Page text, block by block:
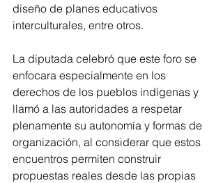
diseño de planes educativos
interculturales, entre otros.
La diputada celebró que este foro se
enfocara especialmente en los
derechos de los pueblos indígenas y
llamó a las autoridades a respetar
plenamente su autonomía y formas de
organización, al considerar que estos
encuentros permiten construir
propuestas reales desde las propias